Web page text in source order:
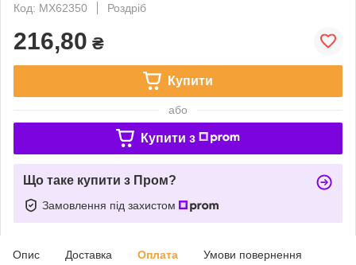
Код: MX62350
Роздріб
216,80 ₴
Купити
або
Купити з
Що таке купити з Пром?
Замовлення під захистом
Опис Доставка Оплата Умови повернення